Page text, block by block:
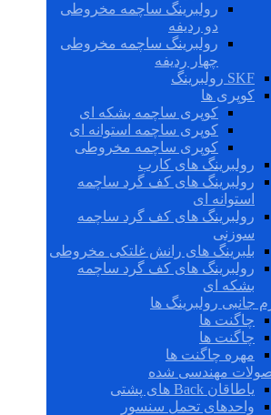
رولبرینگ ساچمه مخروطی
دو ردیفه
رولبرینگ ساچمه مخروطی
چهار ردیفه
SKF رولبرینگ
کوپری ها
کوپری ساچمه بشکه ای
کوپری ساچمه استوانه ای
کوپری ساچمه مخروطی
رولبرینگ های کارب
رولبرینگ های کف گرد ساچمه
استوانه ای
رولبرینگ های کف گرد ساچمه
سوزنی
بلبرینگ های رانش غلتکی مخروطی
رولبرینگ های کف گرد ساچمه
بشکه ای
جانبی رولبرینگ ها
چاگنت ها
چاگنت ها
مهره چاگنت ها
مهندسی شده
یاطاقان Back های پشتی
واحدهای تحمل سنسور